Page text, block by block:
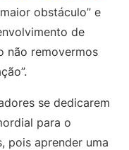
obstáculo” e
de
não removermos
se dedicarem
para o
pois aprender uma